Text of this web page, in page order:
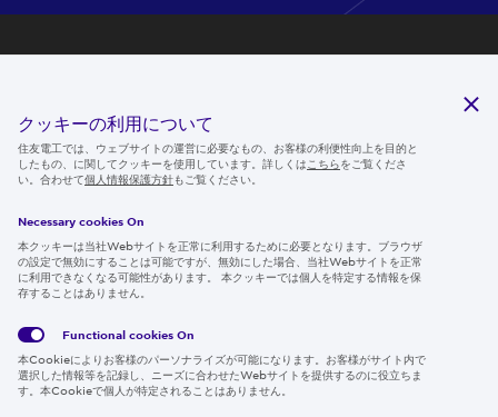
ニュースルーム
IR情報
採用情報
Global
サイト
クッキーの利用について
住友電工では、ウェブサイトの運営に必要なもの、お客様の利便性向上を目的と
したもの、に関してクッキーを使用しています。詳しくは こちらをご覧くださ
い。合わせて個人情報保護方針もご覧ください。
Necessary cookies On
本クッキーは当社Webサイトを正常に利用するために必要となります。ブラウザ
の設定で無効にすることは可能ですが、無効にした場合、当社Webサイトを正常
に利用できなくなる可能性があります。 本クッキーでは個人を特定する情報を保
存することはありません。
Functional cookies On
本Cookieによりお客様のパーソナライズが可能になります。お客様がサイト内で
選択した情報等を記録し、ニーズに合わせたWebサイトを提供するのに役立ちま
す。本Cookieで個人が特定されることはありません。